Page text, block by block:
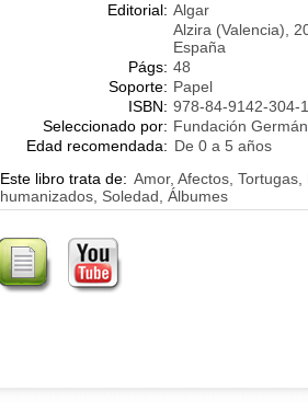
Editorial: Algar
Alzira (Valencia),
España
Págs: 48
Soporte: Papel
ISBN: 978-84-9142-304-1
Seleccionado por: Fundación
Edad recomendada: De 0 a 5 años
Este libro trata de: Amor, Afectos,
humanizados, Soledad, Álbumes